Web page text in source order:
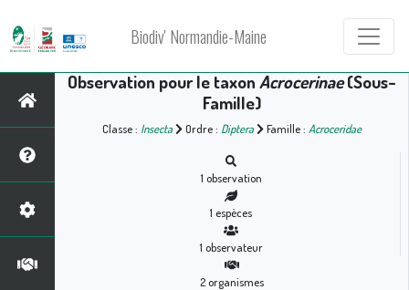
Biodiv' Normandie-Maine
Observation pour le taxon Acrocerinae(Sous-
Famille)
Classe : Insecta Ordre : Diptera Famille : Acroceridae
1 observation
1 espèces
1 observateur
2organismes